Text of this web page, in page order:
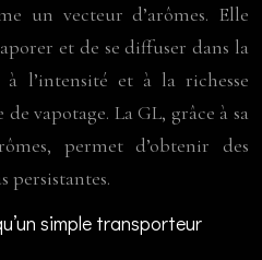
un vecteur d’arômes. Elle
et de se diffuser dans la
l’intensité et à la richesse
vapotage. La GL, grâce à sa
permet d’obtenir des
persistantes.
simple transporteur